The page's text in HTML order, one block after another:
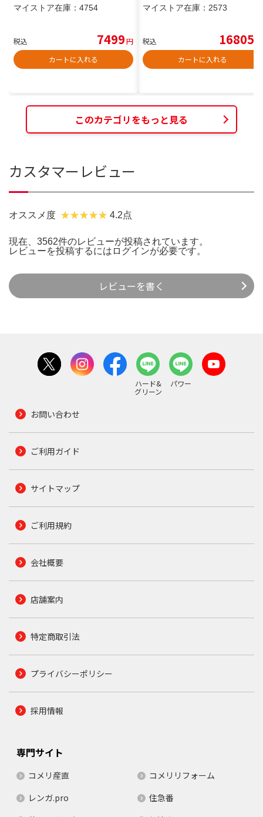
マイストア在庫： 4754
税込 7499円
カートに入れる
マイストア在庫： 2573
税込 16805
カートに入れる
このカテゴリをもっと見る
カスタマーレビュー
オススメ度 4.2点
現在、3562件のレビューが投稿されています。
レビューを投稿するには ログインが必要です。
レビューを書く
ハード&
グリーン
パワー
お問い合わせ
ご利用ガイド
サイトマップ
ご利用規約
会社概要
店舗案内
特定商取引法
プライバシーポリシー
採用情報
専門サイト
コメリ産直
コメリリフォーム
レンガ.pro
住急番